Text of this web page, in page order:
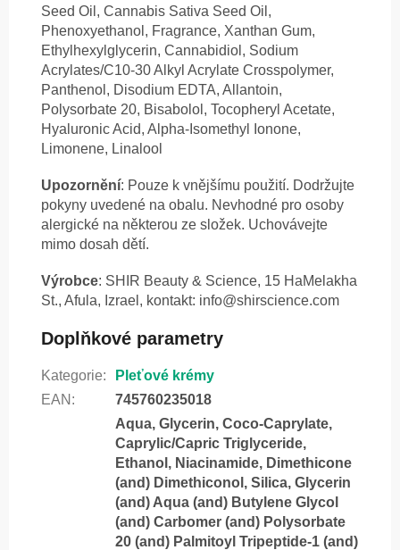
Seed Oil, Cannabis Sativa Seed Oil,
Phenoxyethanol, Fragrance, Xanthan Gum,
Ethylhexylglycerin, Cannabidiol, Sodium
Acrylates/C10-30 Alkyl Acrylate Crosspolymer,
Panthenol, Disodium EDTA, Allantoin,
Polysorbate 20, Bisabolol, Tocopheryl Acetate,
Hyaluronic Acid, Alpha-Isomethyl Ionone,
Limonene, Linalool
Upozornění: Pouze k vnějšímu použití. Dodržujte
pokyny uvedené na obalu. Nevhodné pro osoby
alergické na některou ze složek. Uchovávejte
mimo dosah dětí.
Výrobce: SHIR Beauty & Science, 15 HaMelakha
St., Afula, Izrael, kontakt: info@shirscience.com
Doplňkové parametry
Kategorie:
Pleťové krémy
EAN : 745760235018
Aqua, Glycerin, Coco-Caprylate,
Caprylic/Capric Triglyceride,
Ethanol, Niacinamide, Dimethicone
(and) Dimethiconol, Silica, Glycerin
(and) Aqua (and) Butylene Glycol
(and) Carbomer (and) Polysorbate
20 (and) Palmitoyl Tripeptide-1 (and)